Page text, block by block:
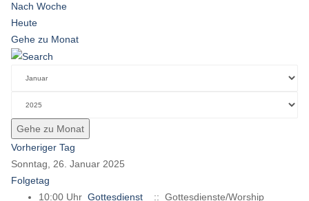
Nach Woche
Heute
Gehe zu Monat
Gehe zu Monat
Vorheriger Tag
Sonntag, 26. Januar 2025
Folgetag
10:00 Uhr Gottesdienst
:: Gottesdienste/Worship